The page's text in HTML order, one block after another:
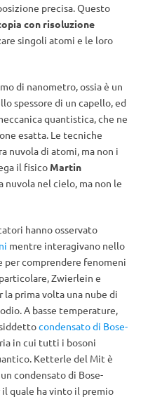
precisa. Questo
con risoluzione
singoli atomi e le loro
di nanometro, ossia è un
spessore di un capello, ed
quantistica, che ne
esatta. Le tecniche
nuvola di atomi, ma non i
il fisico Martin
nuvola nel cielo, ma non le
hanno osservato
mentre interagivano nello
per comprendere fenomeni
Zwierlein e
prima volta una nube di
A basse temperature,
condensato di Bose-
in cui tutti i bosoni
Ketterle del Mit è
condensato di Bose-
quale ha vinto il premio